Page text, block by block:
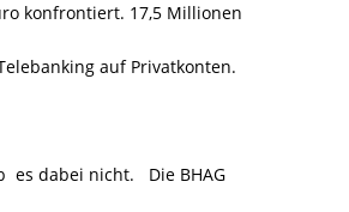
konfrontiert. 17,5 Millionen
auf Privatkonten.
es dabei nicht. Die BHAG